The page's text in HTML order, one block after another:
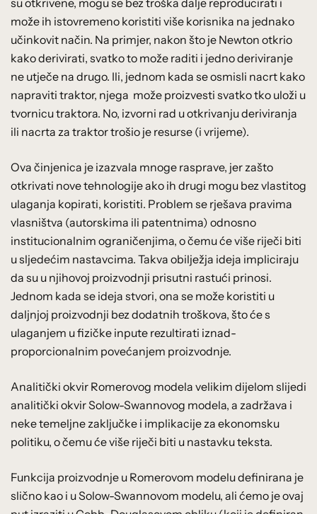
može ih istovremeno koristiti više korisnika na jednako
učinkovit način. Na primjer, nakon što je Newton otkrio
kako derivirati, svatko to može raditi i jedno deriviranje
ne utječe na drugo. Ili, jednom kada se osmisli nacrt kako
napraviti traktor, njega može proizvesti svatko tko uloži u
tvornicu traktora. No, izvorni rad u otkrivanju deriviranja
ili nacrta za traktor trošio je resurse (i vrijeme).
Ova činjenica je izazvala mnoge rasprave, jer zašto
otkrivati nove tehnologije ako ih drugi mogu bez vlastitog
ulaganja kopirati, koristiti. Problem se rješava pravima
vlasništva (autorskima ili patentnima) odnosno
institucionalnim ograničenjima, o čemu će više riječi biti
u sljedećim nastavcima. Takva obilježja ideja impliciraju
da su u njihovoj proizvodnji prisutni rastući prinosi.
Jednom kada se ideja stvori, ona se može koristiti u
daljnjoj proizvodnji bez dodatnih troškova, što će s
ulaganjem u fizičke inpute rezultirati iznad-
proporcionalnim povećanjem proizvodnje.
Analitički okvir Romerovog modela velikim dijelom slijedi
analitički okvir Solow-Swannovog modela, a zadržava i
neke temeljne zaključke i implikacije za ekonomsku
politiku, o čemu će više riječi biti u nastavku teksta.
Funkcija proizvodnje u Romerovom modelu definirana je
slično kao i u Solow-Swannovom modelu, ali ćemo je ovaj